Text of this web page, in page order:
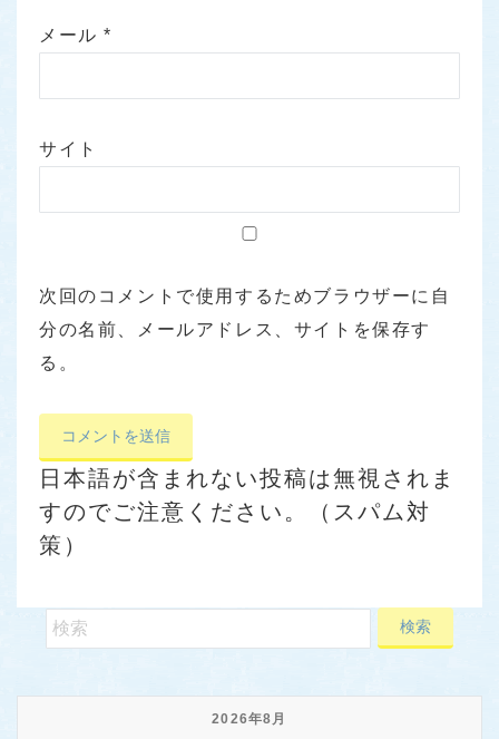
メール*
サイト
次回のコメントで使用するためブラウザーに自
分の名前、メールアドレス、サイトを保存す
る。
日本語が含まれない投稿は無視されま
すのでご注意ください。（スパム対
策）
2026年8月